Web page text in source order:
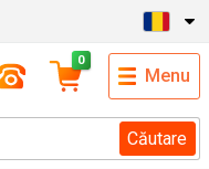
Căutare
0
Menu